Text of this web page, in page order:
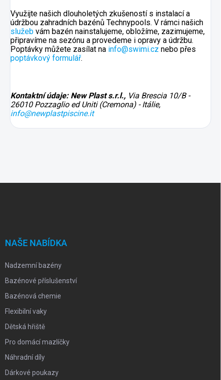
Využijte našich dlouholetých zkušeností s instalací a
údržbou zahradních bazénů Technypools. V rámci našich
služeb vám bazén nainstalujeme, obložíme, zazimujeme,
připravíme na sezónu a provedeme i opravy a údržbu.
Poptávky můžete zasílat na info@swimi.cz nebo přes
poptávkový formulář.
Kontaktní údaje: New Plast s.r.l., Via Brescia 10/B -
26010 Pozzaglio ed Uniti (Cremona) - Itálie,
info@newplastpiscine.it
NAŠE NABÍDKA
Nadzemní bazény
Bazénové příslušenství
Bazénová chemie
Flexibilní vaky
Dětská hřiště
Pro domácí mazlíčky
Náhradní díly
Dárkové poukazy